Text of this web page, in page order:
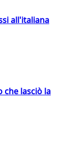
all'italiana
che lasciò la